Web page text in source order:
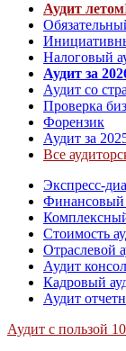
Аудит летом
Налоговый
Аудит за
Аудит со
Проверка
Форензик
Аудит за
Все
Экспресс-
Финансовый
Стоимость
Отраслевой
Аудит
Кадровый
Аудит
Аудит с пользой